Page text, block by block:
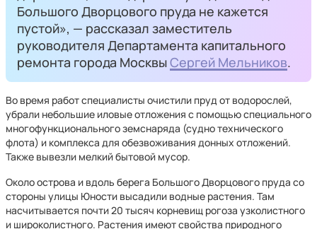
Большого Дворцового пруда не кажется
пустой», — рассказал заместитель
руководителя Департамента капитального
ремонта города МосквыСергей Мельников.
Во время работ специалисты очистили пруд от водорослей,
убрали небольшие иловые отложения с помощью специального
многофункционального земснаряда (судно технического
флота) и комплекса для обезвоживания донных отложений.
Также вывезли мелкий бытовой мусор.
Около острова и вдоль берега Большого Дворцового пруда со
стороны улицы Юности высадили водные растения. Там
насчитывается почти 20 тысяч корневищ рогоза узколистного
и широколистного. Растения имеют свойства природного